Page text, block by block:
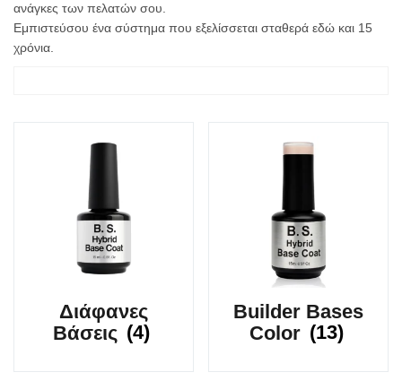
ανάγκες των πελατών σου.
Εμπιστεύσου ένα σύστημα που εξελίσσεται σταθερά εδώ και 15
χρόνια.
Διάφανες
Βάσεις (4)
Builder Bases
Color (13)